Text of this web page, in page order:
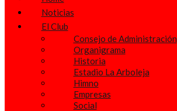
Noticias
El Club
Consejo de Administración
Organigrama
Historia
Estadio La Arboleja
Himno
Empresas
Social